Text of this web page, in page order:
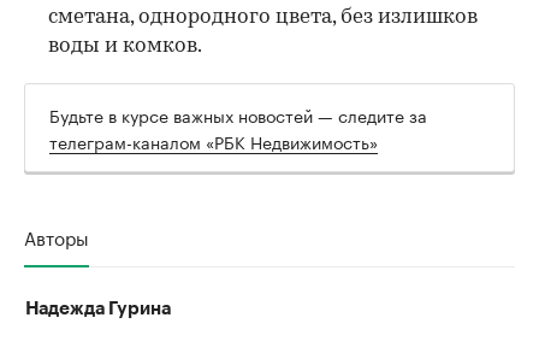
сметана, однородного цвета, без излишков
воды и комков.
Будьте в курсе важных новостей — следите за
телеграм-каналом «РБК Недвижимость»
Авторы
Надежда Гурина